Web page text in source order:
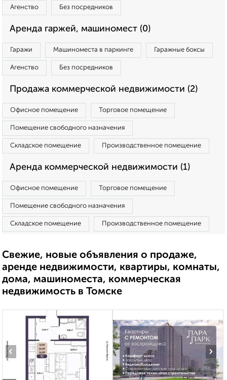
Агенство Без посредников
Аренда гаржей, машиномест (0)
Гаражи Машиноместа в паркинге Гаражные боксы
Агенство Без посредников
Продажа коммерческой недвижимости (2)
Офисное помещение Торговое помещение
Помещение свободного назначения
Складское помещение Производственное помещение
Аренда коммерческой недвижимости (1)
Офисное помещение Торговое помещение
Помещение свободного назначения
Складское помещение Производственное помещение
Свежие, новые объявления о продаже,
аренде недвижимости, квартиры, комнаты,
дома, машиноместа, коммерческая
недвижимость в Томске
‹ ›